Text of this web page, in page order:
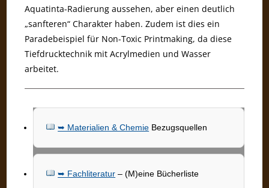
Aquatinta-Radierung aussehen, aber einen deutlich
„sanfteren“ Charakter haben. Zudem ist dies ein
Paradebeispiel für Non-Toxic Printmaking, da diese
Tiefdrucktechnik mit Acrylmedien und Wasser
arbeitet.
➥ Materialien & Chemie Bezugsquellen
➥ Fachliteratur – (M)eine Bücherliste